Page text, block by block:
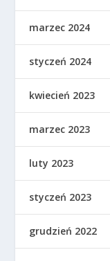
marzec 2024
styczeń 2024
kwiecień 2023
marzec 2023
luty 2023
styczeń 2023
grudzień 2022